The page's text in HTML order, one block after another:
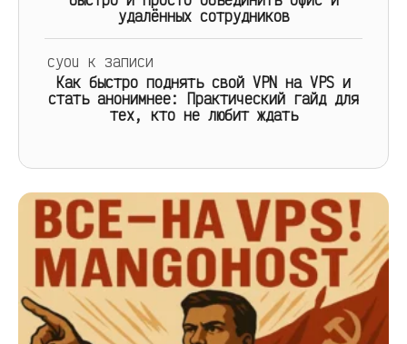
удалённых сотрудников
cyou к записи
Как быстро поднять свой VPN на VPS и
стать анонимнее: Практический гайд для
тех, кто не любит ждать